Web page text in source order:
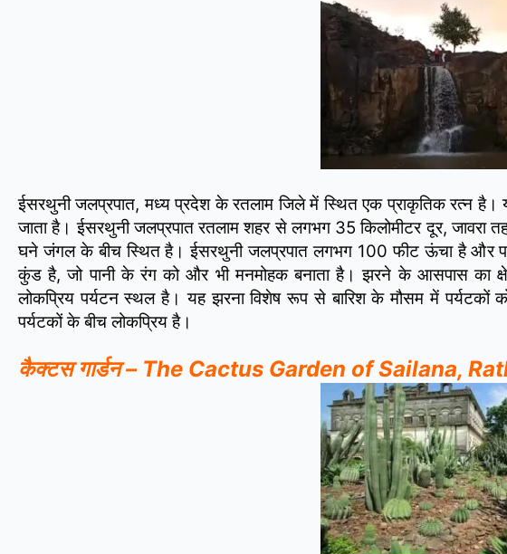
ईसरथुनी जलप्रपात, मध्य प्रदेश के रतलाम जिले में स्थित एक प्राकृतिक रत्न है।
जाता है। ईसरथुनी जलप्रपात रतलाम शहर से लगभग 35 किलोमीटर दूर, जावरा
घने जंगल के बीच स्थित है। ईसरथुनी जलप्रपात लगभग 100 फीट ऊंचा है और
कुंड है, जो पानी के रंग को और भी मनमोहक बनाता है। झरने के आसपास का
लोकप्रिय पर्यटन स्थल है। यह झरना विशेष रूप से बारिश के मौसम में पर्यटकों
पर्यटकों के बीच लोकप्रिय है।
कैक्टस गार्डन – The Cactus Garden of Sailana,